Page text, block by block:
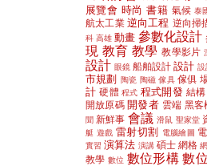
展覽會 時尚 書籍 氣候 泰
航太工業 逆向工程 逆向掃
科 高雄 動畫 參數化設計
現 教育 教學 教學影片
設計 眼鏡 船舶設計 設計 設
市規劃
陶瓷 陶磁 傢具 傢俱
計 硬體 程式 程式開發 結構
開放原碼 開發者 雲端 黑客
聞 新鮮事 會議 滑鼠 聖家堂
艇 遊戲 雷射切割 電腦繪圖
實習 演算法 演講 碩士 網格
教學 數位 數位形構 數